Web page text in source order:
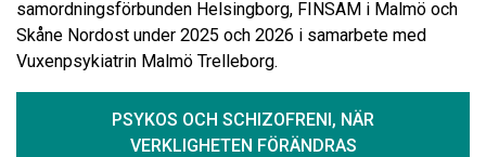
samordningsförbunden Helsingborg, FINSAM i Malmö och
Skåne Nordost under 2025 och 2026 i samarbete med
Vuxenpsykiatrin Malmö Trelleborg.
PSYKOS OCH SCHIZOFRENI, NÄR
VERKLIGHETEN FÖRÄNDRAS